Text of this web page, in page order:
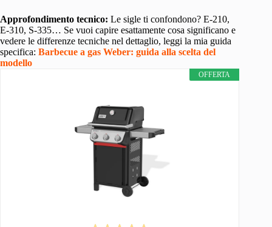
Approfondimento tecnico: Le sigle ti confondono? E-210,
E-310, S-335… Se vuoi capire esattamente cosa significano e
vedere le differenze tecniche nel dettaglio, leggi la mia guida
specifica: Barbecue a gas Weber: guida alla scelta del
modello
OFFERTA